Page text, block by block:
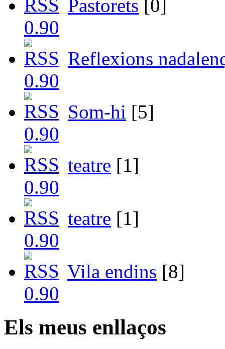
Pastorets [0]
Reflexions
Som-hi [5]
teatre [1]
teatre [1]
Vila endins [8]
Els meus enllaços